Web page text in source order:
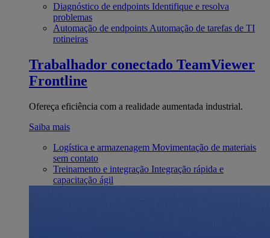
Diagnóstico de endpoints Identifique e resolva
problemas
Automação de endpoints Automação de tarefas de TI
rotineiras
Trabalhador conectado TeamViewer
Frontline
Ofereça eficiência com a realidade aumentada industrial.
Saiba mais
Logística e armazenagem Movimentação de materiais
sem contato
Treinamento e integração Integração rápida e
capacitação ágil